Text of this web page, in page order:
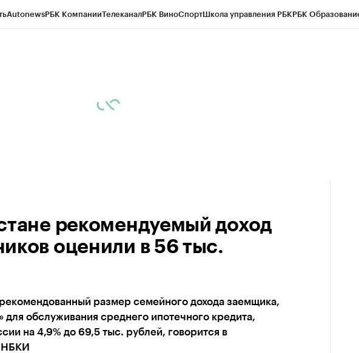
AutonewsРБК КомпанииТелеканалРБК ВиноСпортШкола управления РБКРБК
рекомендуемый доход
оценили в 56 тыс.
размер семейного дохода заемщика,
для обслуживания среднего ипотечного кредита,
на 4,9% до 69,5 тыс. рублей, говорится в
НБКИ